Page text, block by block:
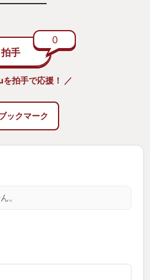
られるゲームです。
き取りやすくてゲーム化す
と共に、
拍手
0
拍手で応援！ ／
ックマーク
。